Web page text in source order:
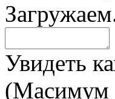
Увидеть
(Масимум